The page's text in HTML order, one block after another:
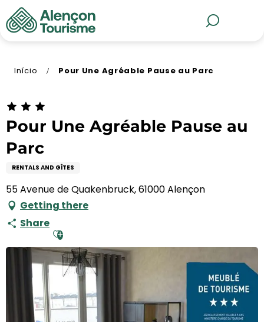
Aller
au
contenu
Início Pour Une Agréable Pause au Parc
Pour Une Agréable Pause au
Parc
RENTALS AND GÎTES
55 Avenue de Quakenbruck, 61000 Alençon
Getting there
Share Ajouter aux favoris